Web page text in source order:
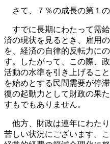
さて、７％の成長の第１の
すでに長期にわたって需
済の現状を見るとき、雇用
を、経済の自律的反転力に
す。したがって、この際、
活動の水準を引き上げるこ
を始めとする民間需要が停
復の起動力として財政の果
すもでもありません。
他方、財政は連年にわた
苦しい状況にございます。